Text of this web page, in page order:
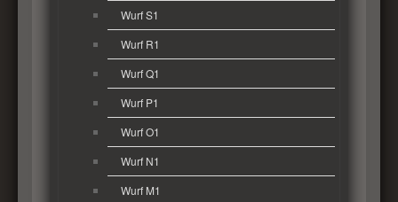
Wurf S1
Wurf R1
Wurf Q1
Wurf P1
Wurf O1
Wurf N1
Wurf M1